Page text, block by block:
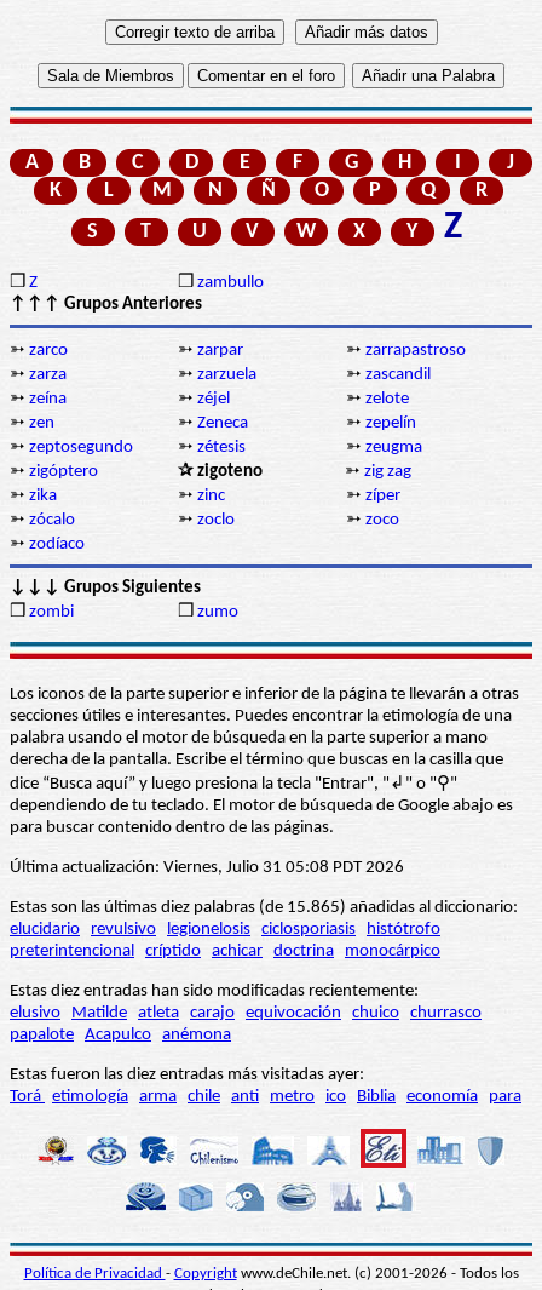
A B C D E F G H
J
K
L M N Ñ O P Q
R
S
T U V W X Y Z
❒ Z ❒ zambullo
↑↑↑ Grupos Anteriores
➳ zarco ➳ zarpar ➳ zarrapastroso
➳ zarza ➳ zarzuela ➳ zascandil
➳ zeína ➳ zéjel ➳ zelote
➳ zen ➳ Zeneca ➳ zepelín
➳ zeptosegundo ➳ zétesis ➳ zeugma
➳ zigóptero ✰ zigoteno ➳ zig zag
➳ zika ➳ zinc ➳ zíper
➳ zócalo ➳ zoclo ➳ zoco
➳ zodíaco
↓↓↓ Grupos Siguientes
❒ zombi ❒ zumo
Los iconos de la parte superior e inferior de la página te llevarán a otras
secciones útiles e interesantes. Puedes encontrar la etimología de una
palabra usando el motor de búsqueda en la parte superior a mano
derecha de la pantalla. Escribe el término que buscas en la casilla que
dice “Busca aquí” y luego presiona la tecla "Entrar", "↲" o "⚲"
dependiendo de tu teclado. El motor de búsqueda de Google abajo es
para buscar contenido dentro de las páginas.
Última actualización: Viernes, Julio 31 05:08 PDT 2026
Estas son las últimas diez palabras (de 15.865) añadidas al diccionario:
elucidario
revulsivo legionelosis ciclosporiasis
histótrofo
preterintencional
críptido achicar doctrina monocárpico
Estas diez entradas han sido modificadas recientemente:
elusivo
Matilde atleta carajo equivocación chuico churrasco
papalote Acapulco anémona
Estas fueron las diez entradas más visitadas ayer:
Torá etimología arma chile anti metro ico Biblia economía para
Política de Privacidad - Copyrightwww.deChile.net. (c) 2001-2026 - Todos los